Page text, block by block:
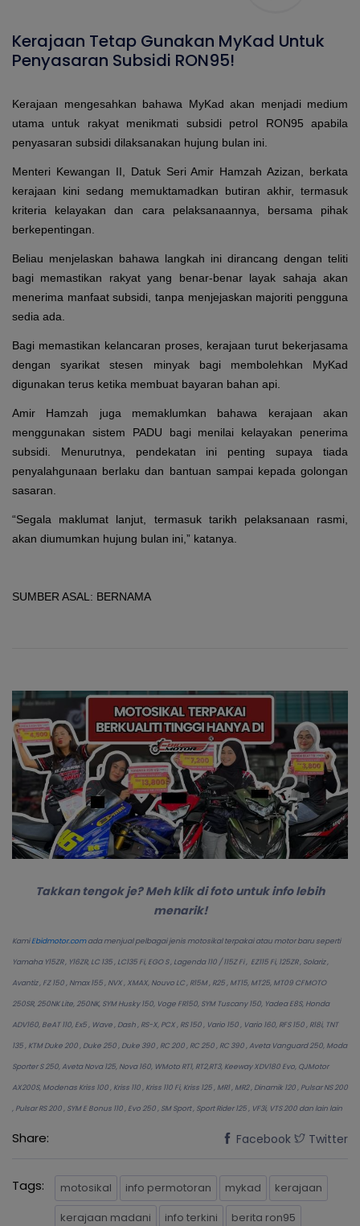
Kerajaan Tetap Gunakan MyKad Untuk
Penyasaran Subsidi RON95!
Kerajaan mengesahkan bahawa MyKad akan menjadi medium
utama untuk rakyat menikmati subsidi petrol RON95 apabila
penyasaran subsidi dilaksanakan hujung bulan ini.
Menteri Kewangan II, Datuk Seri Amir Hamzah Azizan, berkata
kerajaan kini sedang memuktamadkan butiran akhir, termasuk
kriteria kelayakan dan cara pelaksanaannya, bersama pihak
berkepentingan.
Beliau menjelaskan bahawa langkah ini dirancang dengan teliti
bagi memastikan rakyat yang benar-benar layak sahaja akan
menerima manfaat subsidi, tanpa menjejaskan majoriti pengguna
sedia ada.
Bagi memastikan kelancaran proses, kerajaan turut bekerjasama
dengan syarikat stesen minyak bagi membolehkan MyKad
digunakan terus ketika membuat bayaran bahan api.
Amir Hamzah juga memaklumkan bahawa kerajaan akan
menggunakan sistem PADU bagi menilai kelayakan penerima
subsidi. Menurutnya, pendekatan ini penting supaya tiada
penyalahgunaan berlaku dan bantuan sampai kepada golongan
sasaran.
“Segala maklumat lanjut, termasuk tarikh pelaksanaan rasmi,
akan diumumkan hujung bulan ini,” katanya.
SUMBER ASAL: BERNAMA
Takkan tengok je? Meh klik di foto untuk info lebih
menarik!
KamiEbidmotor.comada menjual pelbagai jenis motosikal terpakai atau motor baru seperti
Yamaha Y15ZR , Y16ZR, LC 135 , LC135 Fi, EGO S , Lagenda 110 / 115Z Fi , EZ115 Fi, 125ZR , Solariz ,
Avantiz , FZ 150 , Nmax 155 , NVX , XMAX, Nouvo LC , R15M , R25 , MT15, MT25, MT09 CFMOTO
250SR, 250NK Lite, 250NK, SYM Husky 150, Voge FR150, SYM Tuscany 150, Yadea E8S, Honda
ADV160, BeAT 110, Ex5 , Wave , Dash , RS-X, PCX , RS 150 , Vario 150 , Vario 160, RFS 150 , R18i, TNT
135 , KTM Duke 200 , Duke 250 , Duke 390 , RC 200 , RC 250 , RC 390 , Aveta Vanguard 250, Moda
Sporter S 250, Aveta Nova 125, Nova 160, WMoto RT1, RT2,RT3, Keeway XDV180 Evo, QJMotor
AX200S, Modenas Kriss 100 , Kriss 110 , Kriss 110 Fi, Kriss 125 , MR1 , MR2 , Dinamik 120 , Pulsar NS 200
, Pulsar RS 200 , SYM E Bonus 110 , Evo 250 , SM Sport , Sport Rider 125 , VF3i, VTS 200 dan lain lain
Share: Facebook Twitter
Tags: motosikal info permotoran mykad
kerajaan
kerajaan madani
info terkini berita ron95